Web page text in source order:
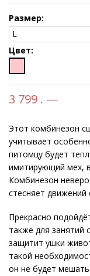
Размер:
Цвет:
3 799 . —
Этот комбинезон
учитывает
питомцу будет
имитирующий мех,
Комбинезон
стесняет движений
Прекрасно
также для занятий
защитит ушки
такой
он не будет